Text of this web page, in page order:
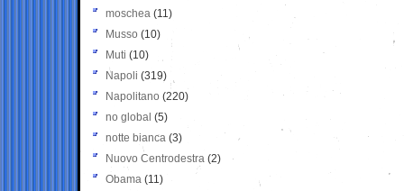
moschea (11)
Musso (10)
Muti (10)
Napoli (319)
Napolitano (220)
no global (5)
notte bianca (3)
Nuovo Centrodestra (2)
Obama (11)